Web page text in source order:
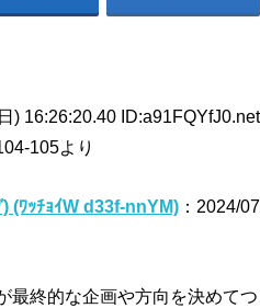
) 16:26:20.40 ID:a91FQYfJ0.net
105より
(ﾜｯﾁｮｲW d33f-nnYM) ：2024/
最終的な企画や方向を決めて